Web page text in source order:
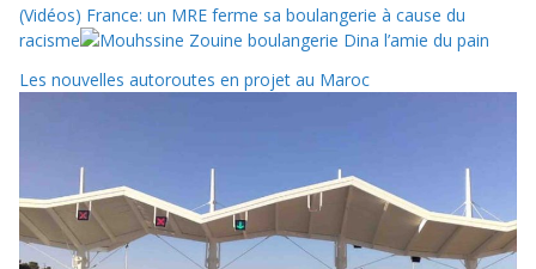
(Vidéos) France: un MRE ferme sa boulangerie à cause du
racisme
Les nouvelles autoroutes en projet au Maroc